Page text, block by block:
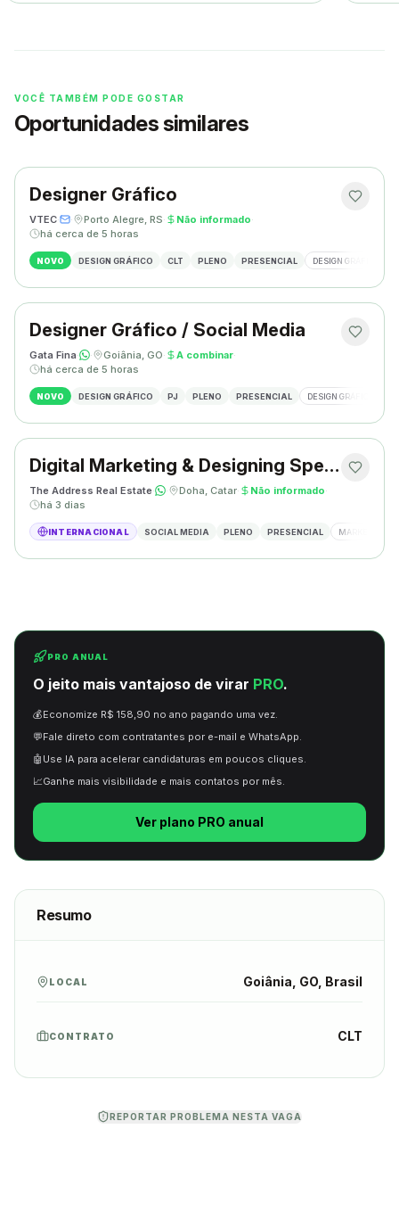
VOCÊ TAMBÉM PODE GOSTAR
Oportunidades similares
Designer Gráfico
VTEC· · Porto Alegre, RS· Não informado·
há cerca de 5 horas
NOVO DESIGN GRÁFICO CLT PLENO PRESENCIAL DESIGN GRÁFICO
Designer Gráfico / Social Media
Gata Fina· · Goiânia, GO· A combinar·
há cerca de 5 horas
NOVO DESIGN GRÁFICO PJ PLENO PRESENCIAL DESIGN GRÁFICO
Digital Marketing & Designing Specialist
The Address Real Estate· · Doha, Catar· Não informado·
há 3 dias
INTERNACIONAL SOCIAL MEDIA PLENO PRESENCIAL MARKETING
PRO ANUAL
O jeito mais vantajoso de virar PRO.
💰Economize R$ 158,90 no ano pagando uma vez.
💬Fale direto com contratantes por e-mail e WhatsApp.
🤖 Use IA para acelerar candidaturas em poucos cliques.
📈Ganhe mais visibilidade e mais contatos por mês.
Ver plano PRO anual
Resumo
LOCAL Goiânia, GO, Brasil
CONTRATO CLT
REPORTAR PROBLEMA NESTA VAGA